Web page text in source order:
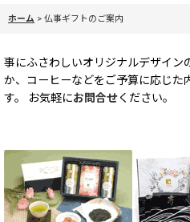
ホーム > 仏事ギフトのご案内
事にふさわしいオリジナルデザイン
か、コーヒーなどをご予算に応じた
す。 お気軽にお問合せください。